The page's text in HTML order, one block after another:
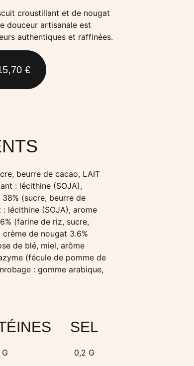
croustillant et de nougat
douceur artisanale est
authentiques et raffinées.
€
beurre de cacao, LAIT
: lécithine (SOJA),
(sucre, beurre de
lécithine (SOJA), arome
(farine de riz, sucre,
de nougat 3.6%
de blé, miel, arôme
(fécule de pomme de
: gomme arabique,
SEL
0,2 G